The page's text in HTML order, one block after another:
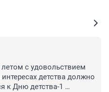
с удовольствием
детства должно
к Дню детства-1